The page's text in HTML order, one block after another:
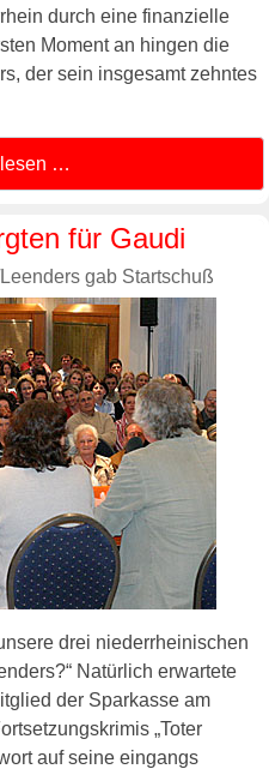
durch eine finanzielle
Moment an hingen die
der sein insgesamt zehntes
…
für Gaudi
gab Startschuß
drei niederrheinischen
Natürlich erwartete
der Sparkasse am
„Toter
auf seine eingangs